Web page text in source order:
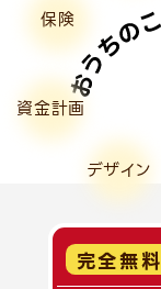
保険
資金計画
デザイン
完全無料